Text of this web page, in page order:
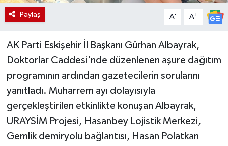
Paylaş A- A+
AK Parti Eskişehir İl Başkanı Gürhan Albayrak,
Doktorlar Caddesi'nde düzenlenen aşure dağıtım
programının ardından gazetecilerin sorularını
yanıtladı. Muharrem ayı dolayısıyla
gerçekleştirilen etkinlikte konuşan Albayrak,
URAYSİM Projesi, Hasanbey Lojistik Merkezi,
Gemlik demiryolu bağlantısı, Hasan Polatkan